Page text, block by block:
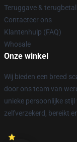
Teruggave &
Contacteer ons
Klantenhulp (FAQ)
Whosale
Onze winkel
Wij bieden een breed
door ons team van
unieke persoonlijke
zelfverzekerd, bereikt